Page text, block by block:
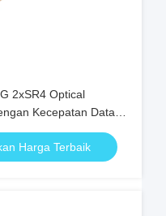
2xSR4 Optical
Kecepatan Data
100m, dan
15W
Harga Terbaik